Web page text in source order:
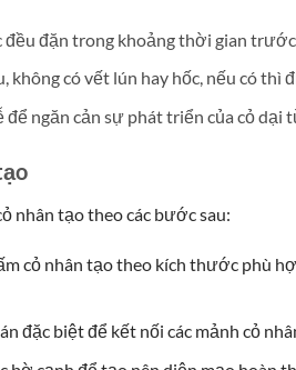
đặn trong khoảng thời gian trước
có vết lún hay hốc, nếu có thì
ngăn cản sự phát triển của cỏ
nhân tạo theo các bước sau:
cỏ nhân tạo theo kích thước phù
đặc biệt để kết nối các mảnh cỏ